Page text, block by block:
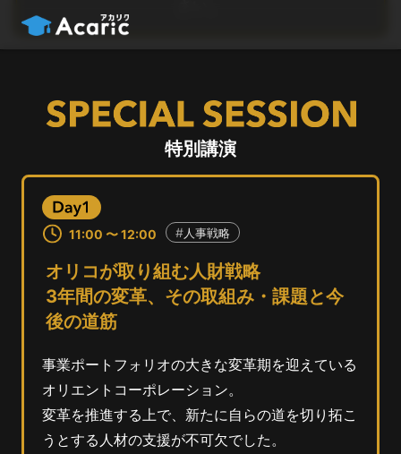
特別講演
11:00 〜 12:00 人事戦略
オリコが取り組む人財戦略
3年間の変革、その取組み・課題と今
後の道筋
事業ポートフォリオの大きな変革期を迎えている
オリエントコーポレーション。
変革を推進する上で、新たに自らの道を切り拓こ
うとする人材の支援が不可欠でした。